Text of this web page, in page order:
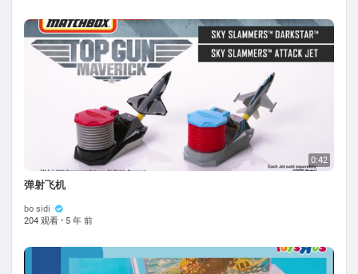
0:42
弹射飞机
bo sidi
204 观看 · 5 年 前